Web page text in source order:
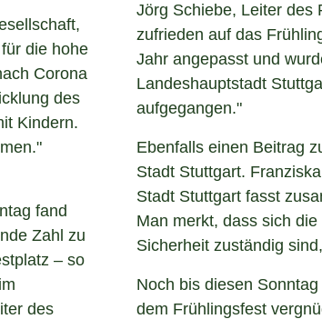
die hohe
Corona
des
Kindern.
fand
Zahl zu
– so
des
Jörg Schiebe, Leiter des
zufrieden auf das
Jahr angepasst und
Landeshauptstadt
aufgegangen."
Ebenfalls einen Beitrag
Stadt Stuttgart.
Stadt Stuttgart fasst
Man merkt, dass sich
Sicherheit zuständig
Noch bis diesen
dem Frühlingsfest